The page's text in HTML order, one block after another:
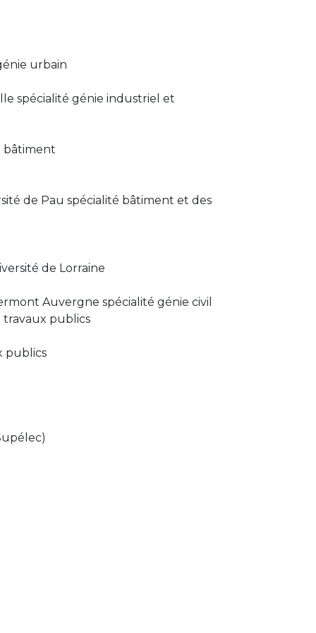
urbain
spécialité génie industriel et
bâtiment
de Pau spécialité bâtiment et des
de Lorraine
Auvergne spécialité génie civil
travaux publics
publics